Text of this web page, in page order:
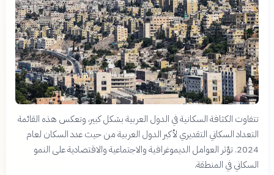
تتفاوت الكثافة السكانية في الدول العربية بشكل كبير، وتعكس هذه القائمة
التعداد السكاني التقديري لأكبر الدول العربية من حيث عدد السكان لعام
2024. تؤثر العوامل الديموغرافية والاجتماعية والاقتصادية على النمو
السكاني في المنطقة.